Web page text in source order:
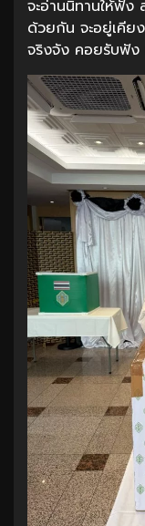
จะอ่านนิทานให้ฟัง
ด้วยกัน จะอยู่เคีย
จริงจัง คอยรับฟัง